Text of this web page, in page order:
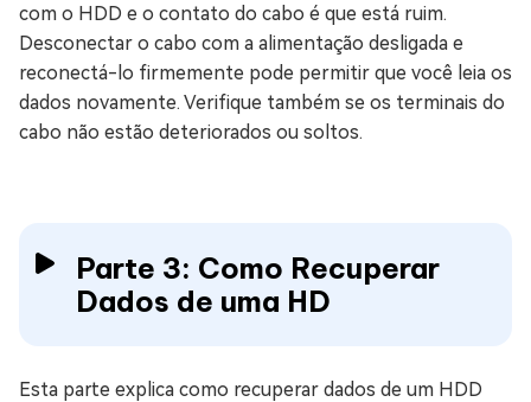
com o HDD e o contato do cabo é que está ruim.
Desconectar o cabo com a alimentação desligada e
reconectá-lo firmemente pode permitir que você leia os
dados novamente. Verifique também se os terminais do
cabo não estão deteriorados ou soltos.
Parte 3: Como Recuperar
Dados de uma HD
Esta parte explica como recuperar dados de um HDD